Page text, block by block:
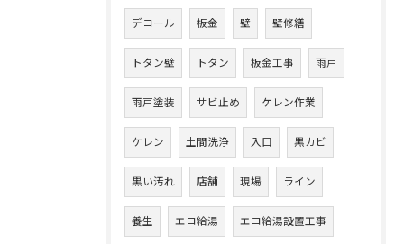
デコール 板金 壁 壁修繕
トタン壁 トタン 板金工事 雨戸
雨戸塗装 サビ止め ケレン作業
ケレン 土間洗浄 入口 黒カビ
黒い汚れ 店舗 現場 ライン
養生 エコ給湯 エコ給湯設置工事